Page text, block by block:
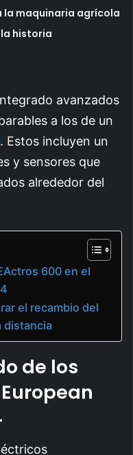
la maquinaria agrícola
historia
avanzados
a los de un
. Estos incluyen un
y sensores que
alrededor del
600 en el
el recambio del
distancia
de los
European